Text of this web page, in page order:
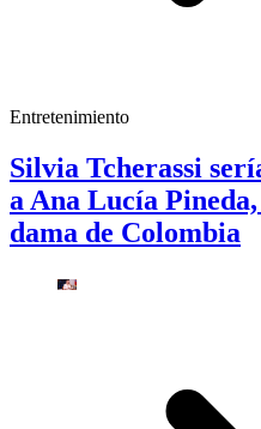
Entretenimiento
Silvia Tcherassi
a Ana Lucía
dama de Colombia